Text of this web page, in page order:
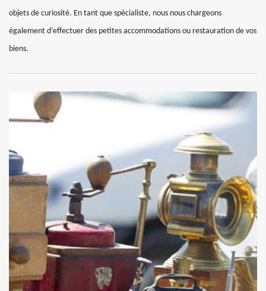
objets de curiosité. En tant que spécialiste, nous nous chargeons
également d’effectuer des petites accommodations ou restauration de vos
biens.